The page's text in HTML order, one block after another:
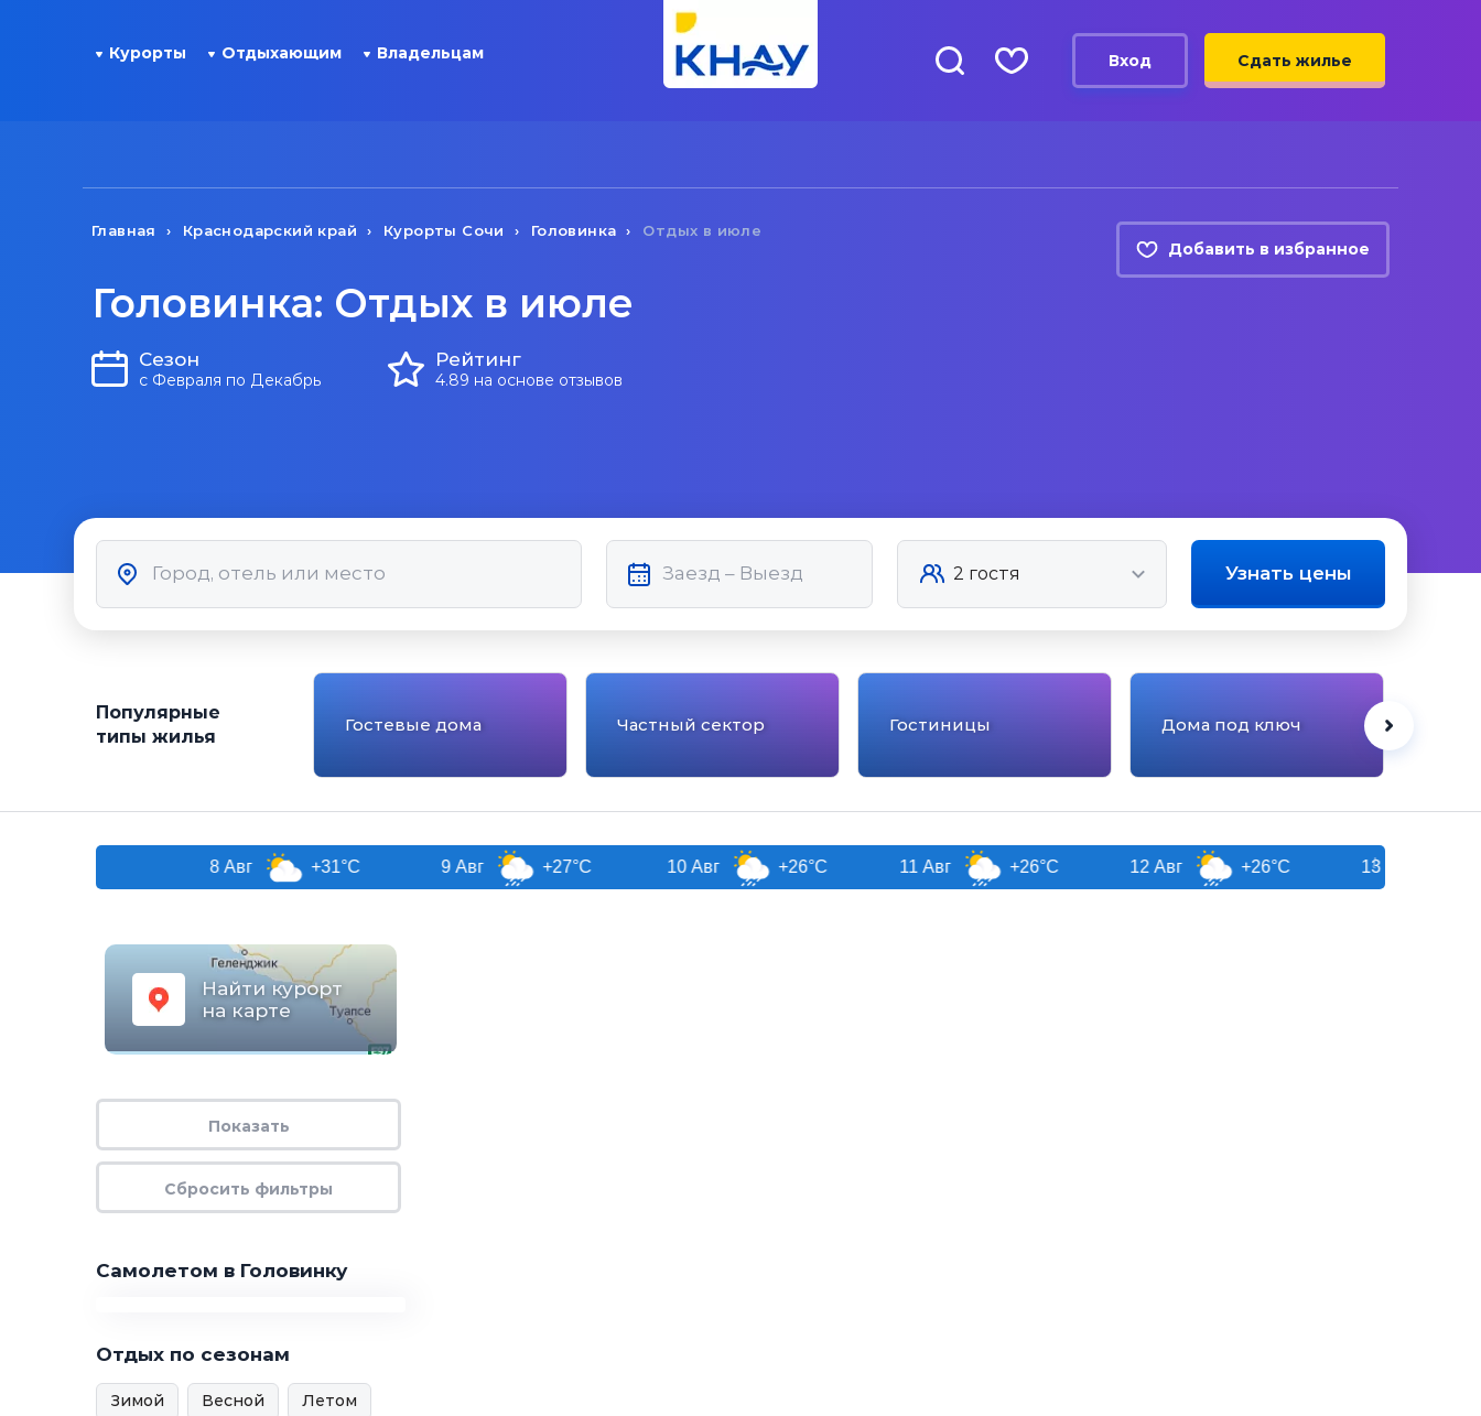
Курорты Отдыхающим Владельцам Вход Сдать жилье
Главная Краснодарский край Курорты Сочи Головинка Отдых в июле
Добавить в избранное
Головинка: Отдых в июле
Сезон
с Февраля по Декабрь
Рейтинг
4.89 на основе отзывов
Узнать цены
Популярные
типы жилья
Гостевые дома Частный сектор Гостиницы Дома под ключ
+31°C +27°C +26°C +26°C +26°C
Найти курорт
на карте
Самолетом в Головинку
Отдых по сезонам
Зимой Весной Летом